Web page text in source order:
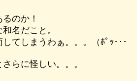
のか！
名だこと。
てしまうわぁ。。。（ﾎﾟｯ･･･
らに怪しい。。。